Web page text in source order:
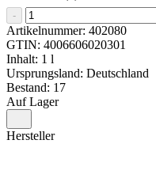
-
Artikelnummer: 402080
GTIN: 4006606020301
Inhalt: 1 l
Ursprungsland: Deutschland
Bestand: 17
Auf Lager
Hersteller